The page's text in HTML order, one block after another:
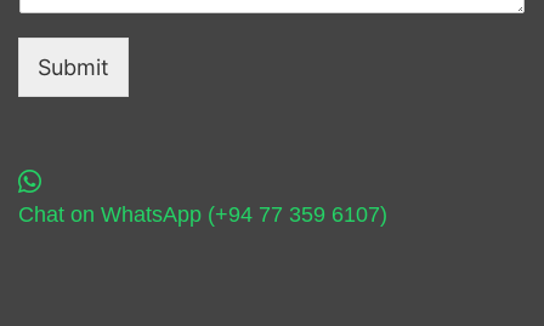
Submit
Chat on WhatsApp (+94 77 359 6107)